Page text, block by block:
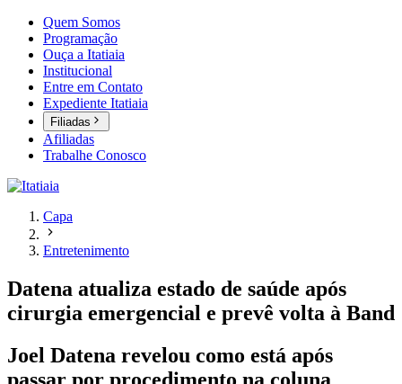
Quem Somos
Programação
Ouça a Itatiaia
Institucional
Entre em Contato
Expediente Itatiaia
Filiadas
Afiliadas
Trabalhe Conosco
Capa
Entretenimento
Datena atualiza estado de saúde após
cirurgia emergencial e prevê volta à Band
Joel Datena revelou como está após